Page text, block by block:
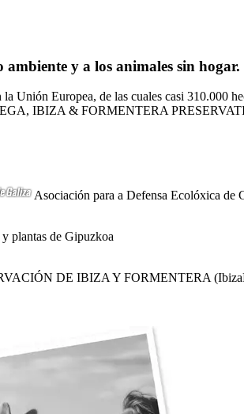
y a los animales sin hogar.
Unión Europea, de las cuales casi 310.000
IBIZA & FORMENTERA
Asociación para a Defensa Ecolóxica
plantas de Gipuzkoa
DE IBIZA Y FORMENTERA